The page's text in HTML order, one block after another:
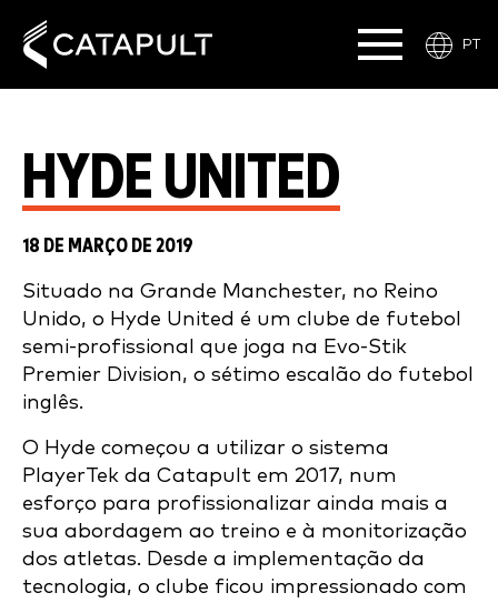
PT
HYDE UNITED
18 DE MARÇO DE 2019
Situado na Grande Manchester, no Reino
Unido, o Hyde United é um clube de futebol
semi-profissional que joga na Evo-Stik
Premier Division, o sétimo escalão do futebol
inglês.
O Hyde começou a utilizar o sistema
PlayerTek da Catapult em 2017, num
esforço para profissionalizar ainda mais a
sua abordagem ao treino e à monitorização
dos atletas. Desde a implementação da
tecnologia, o clube ficou impressionado com